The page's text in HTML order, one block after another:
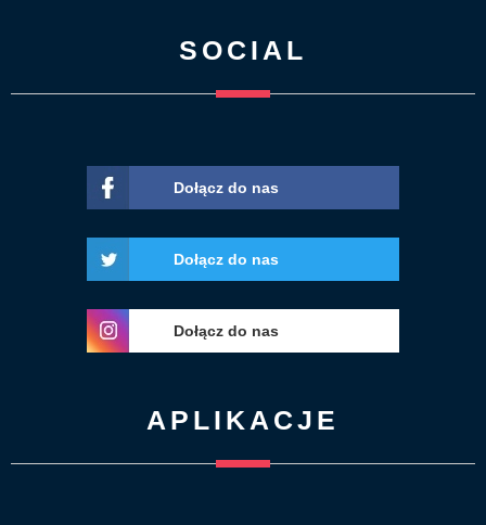
SOCIAL
Dołącz do nas
Dołącz do nas
Dołącz do nas
APLIKACJE